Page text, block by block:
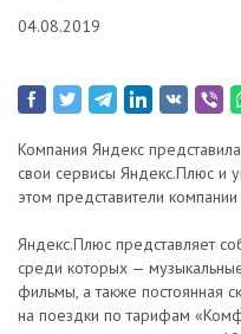
04.08.2019
Компания Яндекс
свои сервисы Яндекс.Плюс и
этом представители
Яндекс.Плюс представляет
среди которых —
фильмы, а также постоянная
на поездки по тарифам